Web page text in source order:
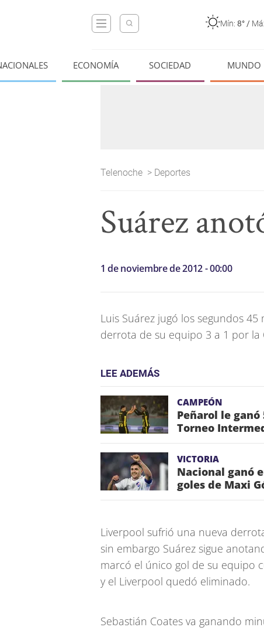
Mín: 8° /
ECONOMÍA SOCIEDAD MUNDO
Telenoche > Deportes
Suárez
1 de noviembre de 2012 - 00:00
Luis Suárez jugó los segundos
derrota de su equipo 3 a 1 por la
LEE ADEMÁS
CAMPEÓN
Peñarol le
Torneo
VICTORIA
Nacional ganó
goles de Maxi
Liverpool sufrió una nueva
sin embargo Suárez sigue
marcó el único gol de su equipo
y el Liverpool quedó eliminado.
Sebastián Coates va ganando